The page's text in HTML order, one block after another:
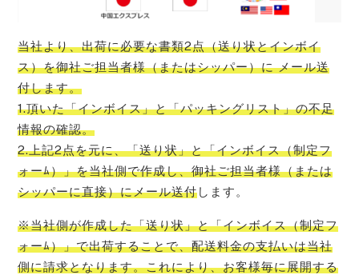
当社より、出荷に必要な書類2点（送り状とインボイ
ス）を御社ご担当者様（またはシッパー）に メール送
付します。
1.頂いた「インボイス」と「パッキングリスト」の不足
情報の確認。
2.上記2点を元に、「送り状」と「インボイス（制定フ
ォーﾑ）」を当社側で作成し、御社ご担当者様（または
シッパーに直接）にメール送付します。
※当社側が作成した「送り状」と「インボイス（制定フ
ォーﾑ）」で出荷することで、配送料金の支払いは当社
側に請求となります。これにより、お客様毎に展開する